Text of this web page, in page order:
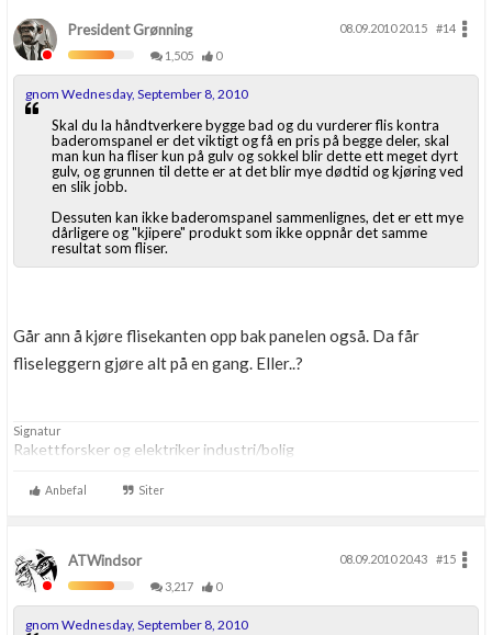
President Grønning 08.09.2010 20.15
#14
1,505
0
gnom Wednesday, September 8, 2010
Skal du la håndtverkere bygge bad og du vurderer flis kontra
baderomspanel er det viktigt og få en pris på begge deler, skal
man kun ha fliser kun på gulv og sokkel blir dette ett meget dyrt
gulv, og grunnen til dette er at det blir mye dødtid og kjøring ved
en slik jobb.
Dessuten kan ikke baderomspanel sammenlignes, det er ett mye
dårligere og "kjipere" produkt som ikke oppnår det samme
resultat som fliser.
Går ann å kjøre flisekanten opp bak panelen også. Da får
fliseleggern gjøre alt på en gang. Eller..?
Signatur
Rakettforsker og elektriker industri/bolig
Anbefal Siter
ATWindsor 08.09.2010 20.43
#15
3,217
0
gnom Wednesday, September 8, 2010